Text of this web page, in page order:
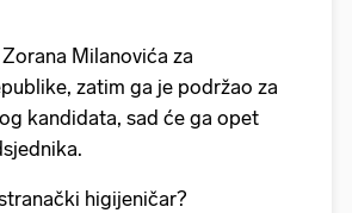
Milanovića za
zatim ga je podržao za
kandidata, sad će ga opet
higijeničar?